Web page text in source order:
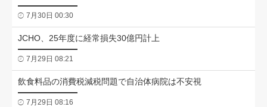
7月30日 00:30
JCHO、25年度に経常損失30億円計上
7月29日 08:21
飲食料品の消費税減税問題で自治体病院は不安視
7月29日 08:16